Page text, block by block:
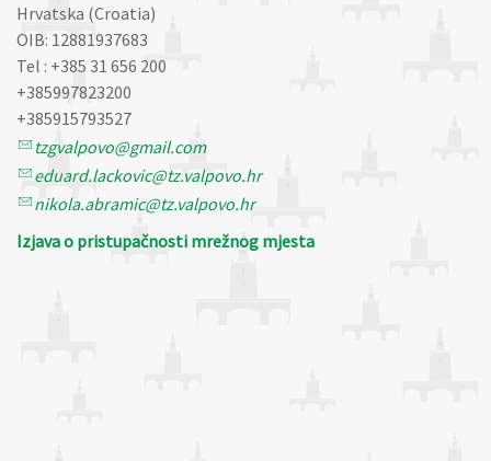
Hrvatska (Croatia)
OIB: 12881937683
Tel : +385 31 656 200
+385997823200
+385915793527
tzgvalpovo@gmail.com
eduard.lackovic@tz.valpovo.hr
nikola.abramic@tz.valpovo.hr
Izjava o pristupačnosti mrežnog mjesta